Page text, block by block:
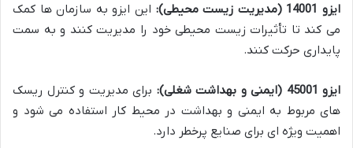
ایزو 14001 (مدیریت زیست محیطی):
این ایزو به سازمان ها کمک
می کند تا تأثیرات زیست محیطی خود را مدیریت کنند و به سمت
پایداری حرکت کنند.
ایزو 45001 (ایمنی و بهداشت شغلی):
برای مدیریت و کنترل ریسک
های مربوط به ایمنی و بهداشت در محیط کار استفاده می شود و
اهمیت ویژه ای برای صنایع پرخطر دارد.